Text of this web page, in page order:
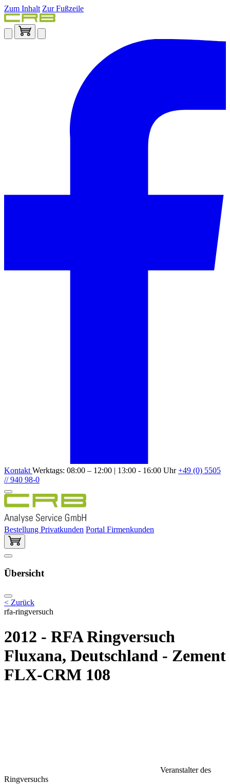
Zum Inhalt Zur Fußzeile
Kontakt Werktags: 08:00 – 12:00 | 13:00 - 16:00 Uhr+49 (0) 5505
// 940 98-0
Bestellung Privatkunden Portal Firmenkunden
Übersicht
< Zurück
rfa-ringversuch
2012 - RFA Ringversuch
Fluxana, Deutschland - Zement
FLX-CRM 108
Veranstalter des
Ringversuchs